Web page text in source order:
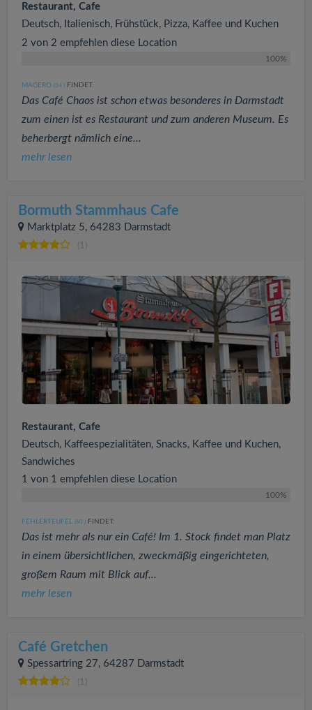
Restaurant, Cafe
Deutsch, Italienisch, Frühstück, Pizza, Kaffee und Kuchen
2 von 2 empfehlen diese Location
100%
MAGERO (34 ) FINDET:
Das Café Chaos ist schon etwas besonderes in Darmstadt
zum einen ist es Restaurant und zum anderen Museum. Es
beherbergt nämlich eine...
mehr lesen
Bormuth Stammhaus Cafe
Marktplatz 5, 64283 Darmstadt
(1)
Restaurant, Cafe
Deutsch, Kaffeespezialitäten, Snacks, Kaffee und Kuchen,
Sandwiches
1 von 1 empfehlen diese Location
100%
FEHLERTEUFEL (60 ) FINDET:
Das ist mehr als nur ein Café! Im 1. Stock findet man Platz
in einem übersichtlichen, zweckmäßig eingerichteten,
großem Raum mit Blick auf...
mehr lesen
Café Gretchen
Spessartring 27, 64287 Darmstadt
(1)